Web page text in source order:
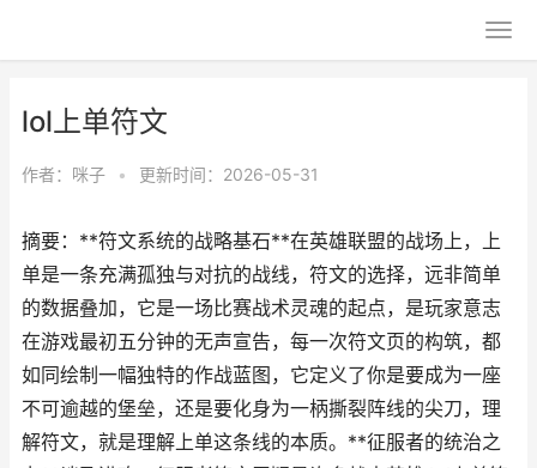
lol上单符文
作者： 咪子 • 更新时间：2026-05-31
摘要：**符文系统的战略基石**在英雄联盟的战场上，上
单是一条充满孤独与对抗的战线，符文的选择，远非简单
的数据叠加，它是一场比赛战术灵魂的起点，是玩家意志
在游戏最初五分钟的无声宣告，每一次符文页的构筑，都
如同绘制一幅独特的作战蓝图，它定义了你是要成为一座
不可逾越的堡垒，还是要化身为一柄撕裂阵线的尖刀，理
解符文，就是理解上单这条线的本质。**征服者的统治之